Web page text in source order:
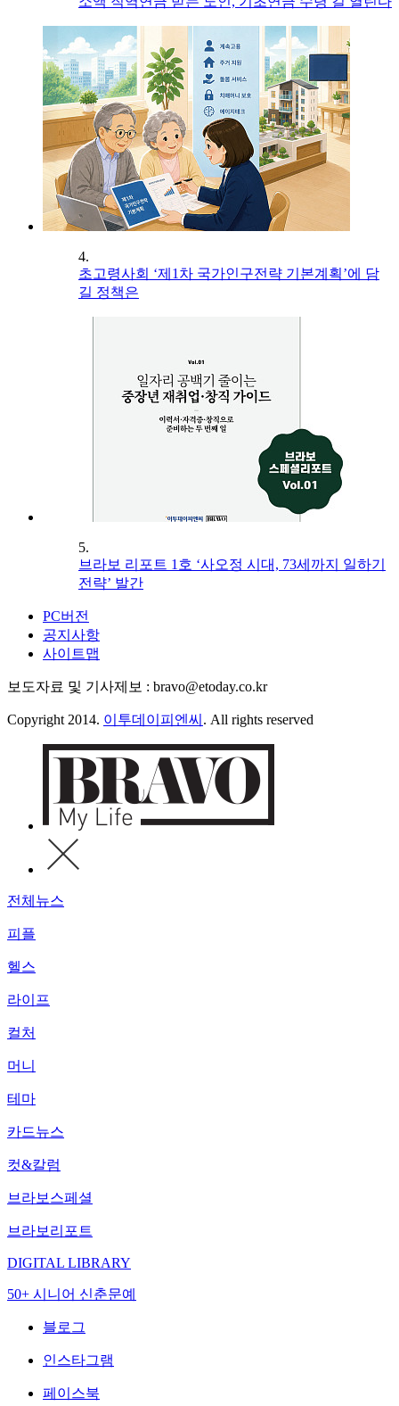
4.
초고령사회 ‘제1차 국가인구전략 기본계획’에 담
길 정책은
5.
브라보 리포트 1호 ‘사오정 시대, 73세까지 일하기
전략’ 발간
PC버전
공지사항
사이트맵
보도자료 및 기사제보 : bravo@etoday.co.kr
Copyright 2014. 이투데이피엔씨 . All rights reserved
전체뉴스
피플
헬스
라이프
컬처
머니
테마
카드뉴스
컷&칼럼
브라보스페셜
브라보리포트
DIGITAL LIBRARY
50+ 시니어 신춘문예
블로그
인스타그램
페이스북